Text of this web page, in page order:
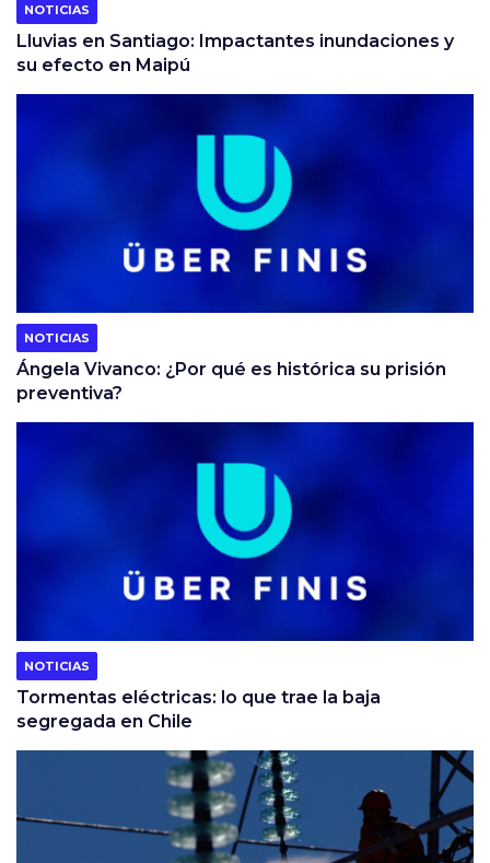
NOTICIAS
Lluvias en Santiago: Impactantes inundaciones y
su efecto en Maipú
NOTICIAS
Ángela Vivanco: ¿Por qué es histórica su prisión
preventiva?
NOTICIAS
Tormentas eléctricas: lo que trae la baja
segregada en Chile